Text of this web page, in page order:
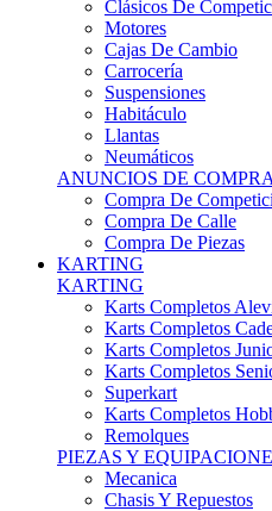
Cajas De Cambio
Carrocería
Suspensiones
Habitáculo
Llantas
Neumáticos
ANUNCIOS DE COMPRA
Compra De
Compra De Calle
Compra De Piezas
KARTING
KARTING
Karts Completos
Karts Completos
Karts Completos
Karts Completos
Superkart
Karts Completos
Remolques
PIEZAS Y
Mecanica
Chasis Y Repuestos
Frenos